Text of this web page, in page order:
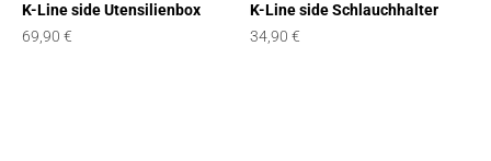
K-Line side Utensilienbox
Angebot
69,90 €
K-Line side Schlauchhalter
Angebot
34,90 €